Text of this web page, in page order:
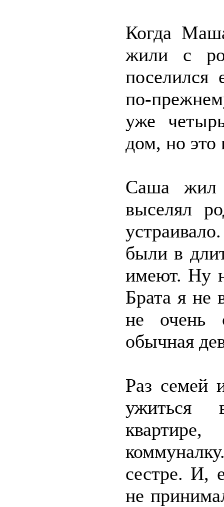
Когда
жили с
по-
уже
дом, но это
Саша жил
выселял
были в
имеют. Ну
Брата я не
не очень
обычная
Раз семей
ужиться
сестре. И,
не